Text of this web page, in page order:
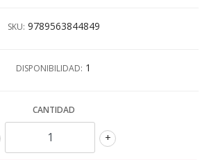
SKU: 9789563844849
DISPONIBILIDAD: 1
CANTIDAD
+